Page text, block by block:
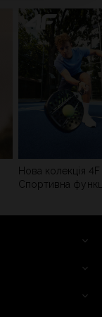
«Деталі».
Нова колекція
Спортивна